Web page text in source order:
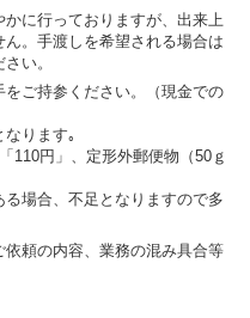
に行っておりますが、出来上
。手渡しを希望される場合は
い。
ご持参ください。（現金での
ります｡
110円」、定形外郵便物（50ｇ
場合、不足となりますので多
頼の内容、業務の混み具合等